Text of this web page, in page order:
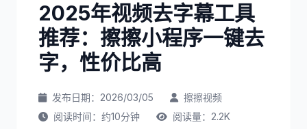
2025年视频去字幕工具
推荐：擦擦小程序一键去
字，性价比高
发布日期：2026/03/05
擦擦视频
阅读时间：约10分钟
阅读量：2.2K